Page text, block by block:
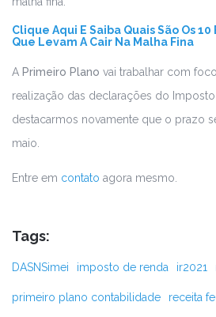
Clique Aqui E Saiba Quais São Os 10
Que Levam A Cair Na Malha Fina
A Primeiro Plano vai trabalhar com
realização das declarações do
destacarmos novamente que o prazo
maio.
Entre em contato agora mesmo.
Tags:
DASNSimei imposto de renda ir2021
primeiro plano contabilidade receita